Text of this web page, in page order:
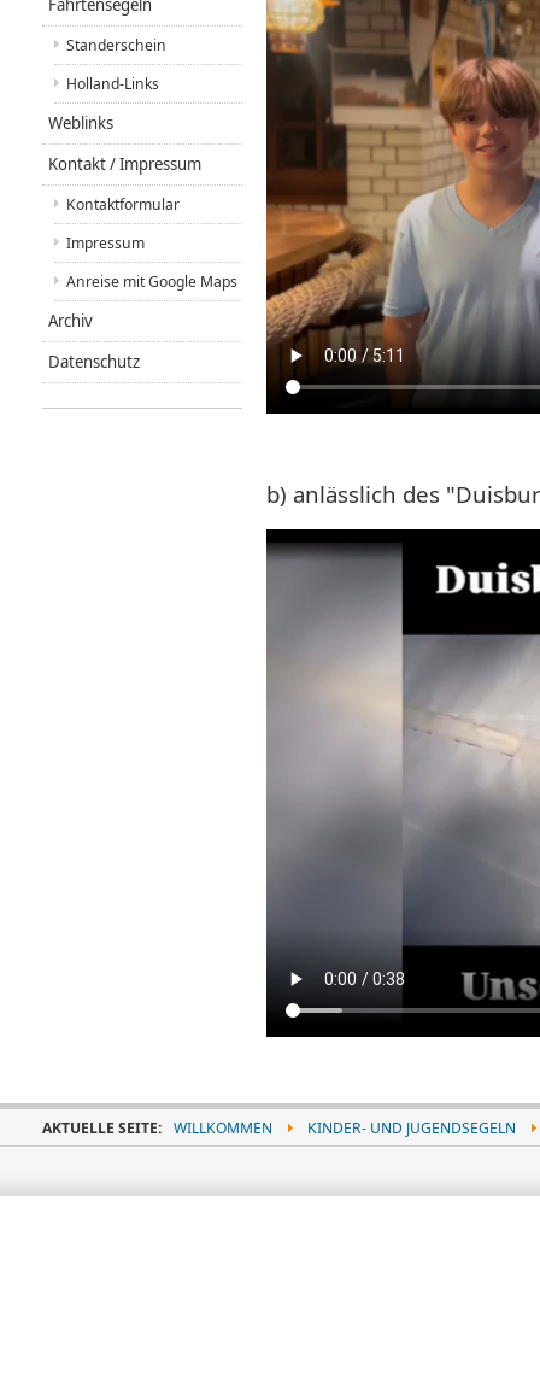
b) anlässlich des
Fahrtensegeln
Standerschein
Holland-Links
Weblinks
Kontakt / Impressum
Kontaktformular
Impressum
Anreise mit Google Maps
Archiv
Datenschutz
AKTUELLE SEITE: WILLKOMMEN KINDER- UND JUGENDSEGELN